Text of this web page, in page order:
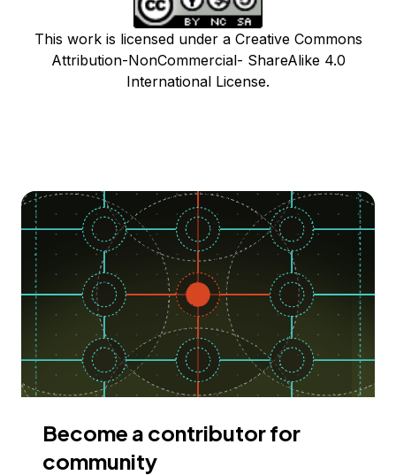
This work is licensed under a Creative Commons
Attribution-NonCommercial- ShareAlike 4.0
International License.
Become a contributor for
community